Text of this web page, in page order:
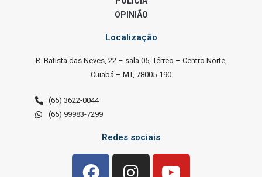
OPINIÃO
Localização
R. Batista das Neves, 22 – sala 05, Térreo – Centro Norte,
Cuiabá – MT, 78005-190
(65) 3622-0044
(65) 99983-7299
Redes sociais